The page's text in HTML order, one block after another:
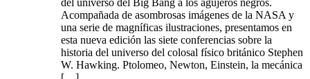
del universo del Big Bang a los agujeros negros.
Acompañada de asombrosas imágenes de la NASA y
una serie de magníficas ilustraciones, presentamos en
esta nueva edición las siete conferencias sobre la
historia del universo del colosal físico británico Stephen
W. Hawking. Ptolomeo, Newton, Einstein, la mecánica